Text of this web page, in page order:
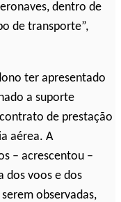
dentro de
de transporte”,
ter apresentado
a suporte
de prestação
aérea. A
– acrescentou –
dos voos e dos
observadas,